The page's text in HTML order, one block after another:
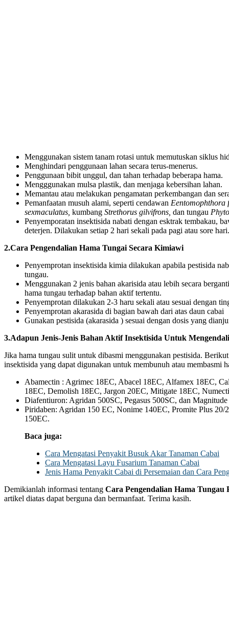
Menggunakan sistem tanam rotasi untuk memutuskan siklus
Menghindari penggunaan lahan secara terus-menerus.
Penggunaan bibit unggul, dan tahan terhadap beberapa hama.
Mengggunakan mulsa plastik, dan menjaga kebersihan lahan.
Memantau atau melakukan pengamatan perkembangan dan
Pemanfaatan musuh alami, seperti cendawan Eentomophthora
sexmaculatus, kumbang Strethorus gilvifrons, dan tungau
Penyemporatan insektisida nabati dengan esktrak tembakau,
deterjen. Dilakukan setiap 2 hari sekali pada pagi atau sore hari.
2.Cara Pengendalian Hama Tungai Secara Kimiawi
Penyemprotan insektisida kimia dilakukan apabila pestisida
tungau.
Menggunakan 2 jenis bahan akarisida atau lebih secara
hama tungau terhadap bahan aktif tertentu.
Penyemprotan dilakukan 2-3 haru sekali atau sesuai dengan
Penyemprotan akarasida di bagian bawah dari atas daun cabai
Gunakan pestisida (akarasida ) sesuai dengan dosis yang
3.Adapun Jenis-Jenis Bahan Aktif Insektisida Untuk
Jika hama tungau sulit untuk dibasmi menggunakan pestisida.
insektisida yang dapat digunakan untuk membunuh atau membasmi
Abamectin : Agrimec 18EC, Abacel 18EC, Alfamex 18EC,
18EC, Demolish 18EC, Jargon 20EC, Mitigate 18EC,
Diafentiuron: Agridan 500SC, Pegasus 500SC, dan
Piridaben: Agridan 150 EC, Nonime 140EC, Promite Plus 20/
150EC.
Baca juga:
Cara Mengatasi Penyakit Busuk Akar Tanaman Cabai
Cara Mengatasi Layu Fusarium Tanaman Cabai
Jenis Hama Penyakit Cabai di Persemaian dan Cara
Demikianlah informasi tentang Cara Pengendalian Hama Tungau
artikel diatas dapat berguna dan bermanfaat. Terima kasih.